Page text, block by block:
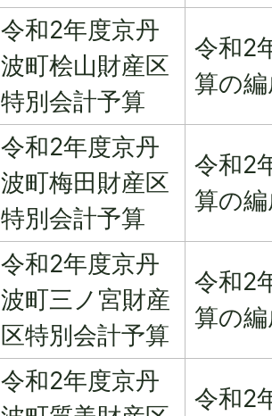
令和2年度京丹
波町桧山財産区
特別会計予算
令和2
算の
令和2年度京丹
波町梅田財産区
特別会計予算
令和2
算の
令和2年度京丹
波町三ノ宮財産
区特別会計予算
令和2
算の
令和2年度京丹
令和2